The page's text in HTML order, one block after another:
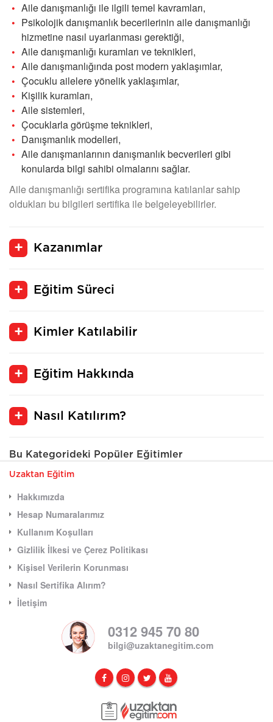
Aile danışmanlığı ile ilgili temel kavramları,
Psikolojik danışmanlık becerilerinin aile danışmanlığı
hizmetine nasıl uyarlanması gerektiği,
Aile danışmanlığı kuramları ve teknikleri,
Aile danışmanlığında post modern yaklaşımlar,
Çocuklu ailelere yönelik yaklaşımlar,
Kişilik kuramları,
Aile sistemleri,
Çocuklarla görüşme teknikleri,
Danışmanlık modelleri,
Aile danışmanlarının danışmanlık becverileri gibi
konularda bilgi sahibi olmalarını sağlar.
Aile danışmanlığı sertifika programına katılanlar sahip
oldukları bu bilgileri sertifika ile belgeleyebilirler.
Kazanımlar
Eğitim Süreci
Kimler Katılabilir
Eğitim Hakkında
Nasıl Katılırım?
Bu Kategorideki Popüler Eğitimler
Uzaktan Eğitim
Hakkımızda
Hesap Numaralarımız
Kullanım Koşulları
Gizlilik İlkesi ve Çerez Politikası
Kişisel Verilerin Korunması
Nasıl Sertifika Alırım?
İletişim
0312 945 70 80
bilgi@uzaktanegitim.com